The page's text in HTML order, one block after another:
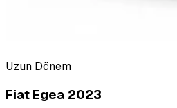
Uzun Dönem
Fiat Egea 2023